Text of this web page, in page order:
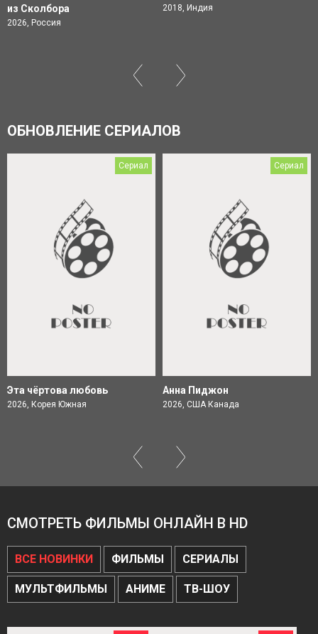
из Сколбора
2026, Россия
2018, Индия
ОБНОВЛЕНИЕ СЕРИАЛОВ
Сериал
Эта чёртова любовь
2026, Корея Южная
Сериал
Анна Пиджон
2026, США Канада
СМОТРЕТЬ ФИЛЬМЫ ОНЛАЙН В HD
ВСЕ НОВИНКИ ФИЛЬМЫ СЕРИАЛЫ
МУЛЬТФИЛЬМЫ АНИМЕ ТВ-ШОУ